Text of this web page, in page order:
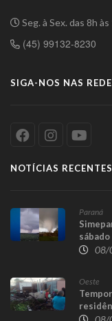
Seg. à Sex. das 8h às
(45) 99132-8230
SIGA-NOS NAS
NOTÍCIAS RECENTES
Paraná
sábado
08/
Oeste
Candói